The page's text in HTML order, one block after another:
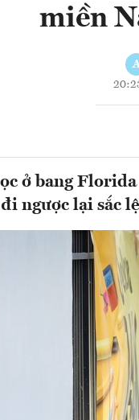
miền
ở bang
ngược lại sắc